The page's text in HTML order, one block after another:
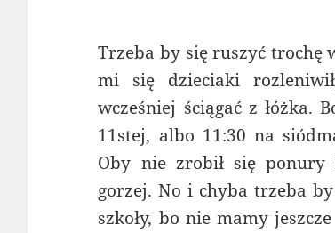
Trzeba by się ruszyć trochę
mi się dzieciaki
wcześniej ściągać z łóżka.
11stej, albo 11:30 na
Oby nie zrobił się ponury
gorzej. No i chyba trzeba
szkoły, bo nie mamy